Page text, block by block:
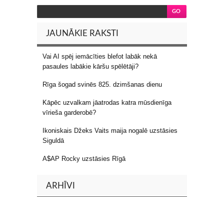
JAUNĀKIE RAKSTI
Vai AI spēj iemācīties blefot labāk nekā
pasaules labākie kāršu spēlētāji?
Rīga šogad svinēs 825. dzimšanas dienu
Kāpēc uzvalkam jāatrodas katra mūsdienīga
vīrieša garderobē?
Ikoniskais Džeks Vaits maija nogalē uzstāsies
Siguldā
A$AP Rocky uzstāsies Rīgā
ARHĪVI